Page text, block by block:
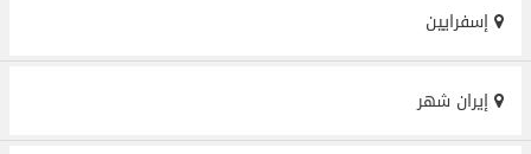
إسفرايين
إيران شهر